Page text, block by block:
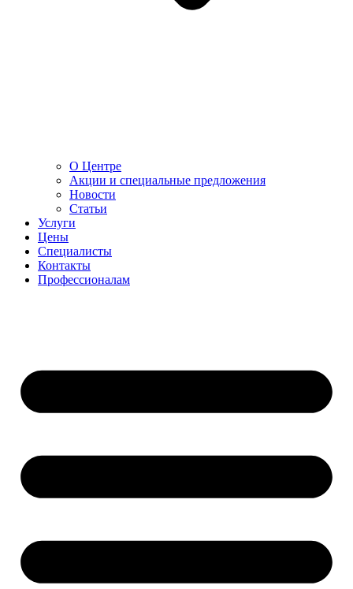
О Центре
Акции и специальные предложения
Новости
Статьи
Услуги
Цены
Специалисты
Контакты
Профессионалам